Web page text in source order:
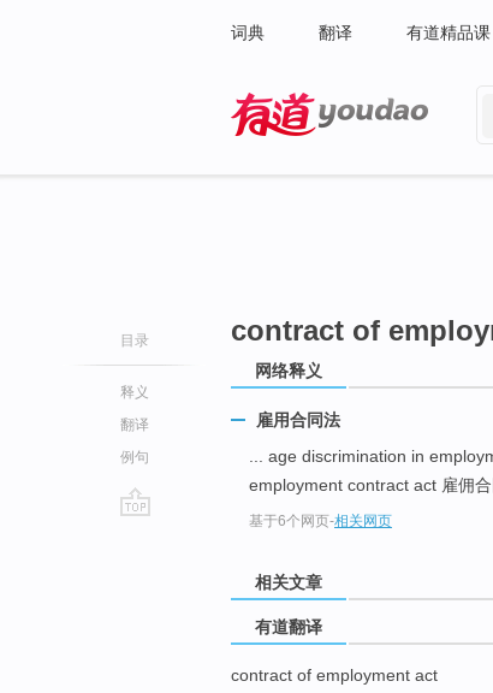
词典 翻译 有道精品课
目录
释义
翻译
例句
contract of
网络释义
雇用合同法
... age discrimination in
employment contract act 雇佣合
基于6个网页-相关网页
相关文章
有道翻译
contract of employment act